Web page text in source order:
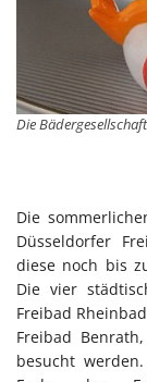
Die
Die
Düsseldorfer
diese noch bis
Die vier
Freibad
Freibad
besucht